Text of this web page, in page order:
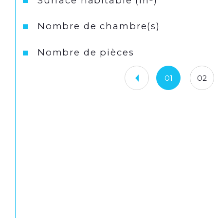
Nombre de chambre(s)
Nombre de pièces
01 02